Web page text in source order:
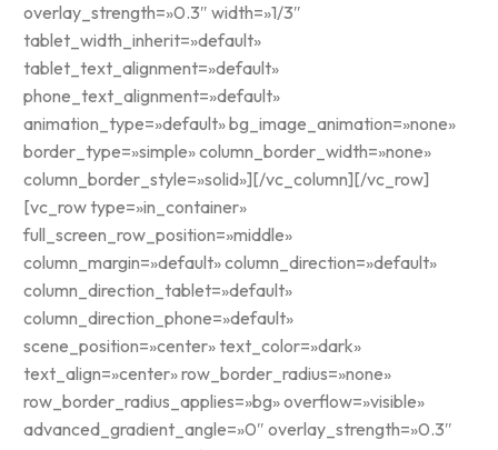
overlay_strength=»0.3″ width=»1/3″
tablet_width_inherit=»default»
tablet_text_alignment=»default»
phone_text_alignment=»default»
animation_type=»default» bg_image_animation=»none»
border_type=»simple» column_border_width=»none»
column_border_style=»solid»][/vc_column][/vc_row]
[vc_row type=»in_container»
full_screen_row_position=»middle»
column_margin=»default» column_direction=»default»
column_direction_tablet=»default»
column_direction_phone=»default»
scene_position=»center» text_color=»dark»
text_align=»center» row_border_radius=»none»
row_border_radius_applies=»bg» overflow=»visible»
advanced_gradient_angle=»0″ overlay_strength=»0.3″